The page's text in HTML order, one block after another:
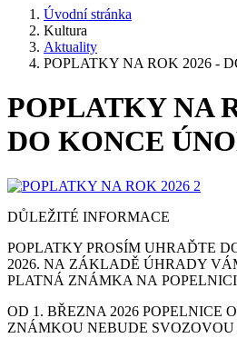
Úvodní stránka
Kultura
Aktuality
POPLATKY NA ROK 2026 -
POPLATKY NA
DO KONCE
DŮLEŽITÉ INFORMACE
POPLATKY PROSÍM UHRAĎTE
2026. NA ZÁKLADĚ ÚHRADY
PLATNÁ ZNÁMKA NA
OD 1. BŘEZNA 2026 POPELNICE
ZNÁMKOU NEBUDE